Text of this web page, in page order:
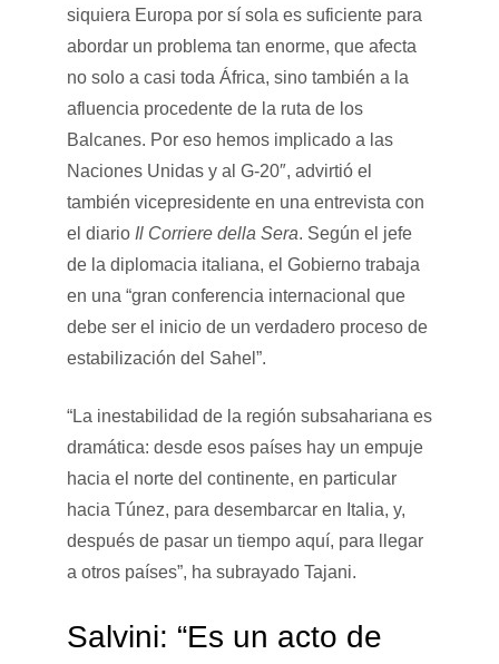
siquiera Europa por sí sola es suficiente para
abordar un problema tan enorme, que afecta
no solo a casi toda África, sino también a la
afluencia procedente de la ruta de los
Balcanes. Por eso hemos implicado a las
Naciones Unidas y al G-20″, advirtió el
también vicepresidente en una entrevista con
el diario Il Corriere della Sera. Según el jefe
de la diplomacia italiana, el Gobierno trabaja
en una “gran conferencia internacional que
debe ser el inicio de un verdadero proceso de
estabilización del Sahel”.
“La inestabilidad de la región subsahariana es
dramática: desde esos países hay un empuje
hacia el norte del continente, en particular
hacia Túnez, para desembarcar en Italia, y,
después de pasar un tiempo aquí, para llegar
a otros países”, ha subrayado Tajani.
Salvini: “Es un acto de